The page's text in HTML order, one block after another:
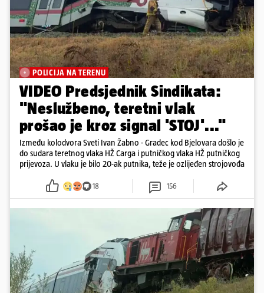
POLICIJA NA TERENU
VIDEO Predsjednik Sindikata:
"Neslužbeno, teretni vlak
prošao je kroz signal 'STOJ'..."
Između kolodvora Sveti Ivan Žabno - Gradec kod Bjelovara došlo je
do sudara teretnog vlaka HŽ Carga i putničkog vlaka HŽ putničkog
prijevoza. U vlaku je bilo 20-ak putnika, teže je ozlijeđen strojovođa
18 156